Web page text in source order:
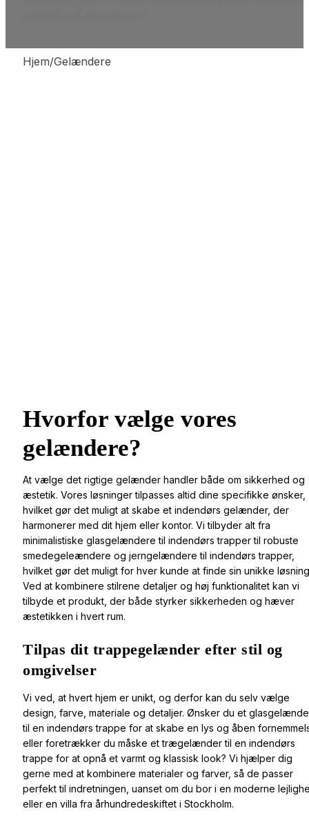
Hjem/Gelændere
Hvorfor vælge vores
gelændere?
At vælge det rigtige gelænder handler både om sikkerhed og
æstetik. Vores løsninger tilpasses altid dine specifikke ønsker,
hvilket gør det muligt at skabe et indendørs gelænder, der
harmonerer med dit hjem eller kontor. Vi tilbyder alt fra
minimalistiske glasgelændere til indendørs trapper til robuste
smedegeleændere og jerngelændere til indendørs trapper,
hvilket gør det muligt for hver kunde at finde sin unikke
Ved at kombinere stilrene detaljer og høj funktionalitet kan vi
tilbyde et produkt, der både styrker sikkerheden og hæver
æstetikken i hvert rum.
Tilpas dit trappegelænder efter stil og
omgivelser
Vi ved, at hvert hjem er unikt, og derfor kan du selv vælge
design, farve, materiale og detaljer. Ønsker du et
til en indendørs trappe for at skabe en lys og åben
eller foretrækker du måske et trægelænder til en indendørs
trappe for at opnå et varmt og klassisk look? Vi hjælper dig
gerne med at kombinere materialer og farver, så de passer
perfekt til indretningen, uanset om du bor i en moderne
eller en villa fra århundredeskiftet i Stockholm.